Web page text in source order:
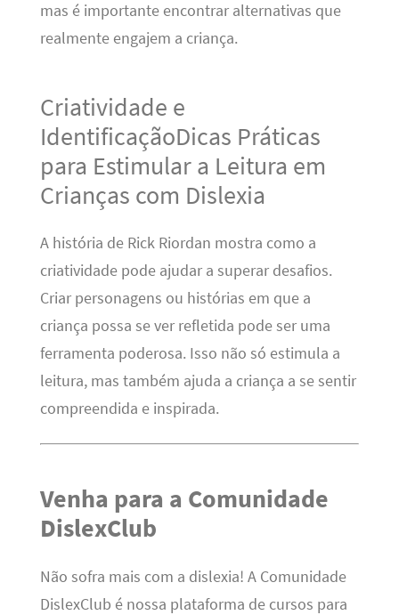
mas é importante encontrar alternativas que
realmente engajem a criança.
Criatividade e
IdentificaçãoDicas Práticas
para Estimular a Leitura em
Crianças com Dislexia
A história de Rick Riordan mostra como a
criatividade pode ajudar a superar desafios.
Criar personagens ou histórias em que a
criança possa se ver refletida pode ser uma
ferramenta poderosa. Isso não só estimula a
leitura, mas também ajuda a criança a se sentir
compreendida e inspirada.
Venha para a Comunidade
DislexClub
Não sofra mais com a dislexia! A Comunidade
DislexClub é nossa plataforma de cursos para